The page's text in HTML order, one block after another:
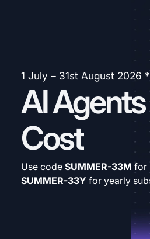
1 July – 31st August 2026
AI
Cost
Use code SUMMER-33M for
SUMMER-33Y for yearly